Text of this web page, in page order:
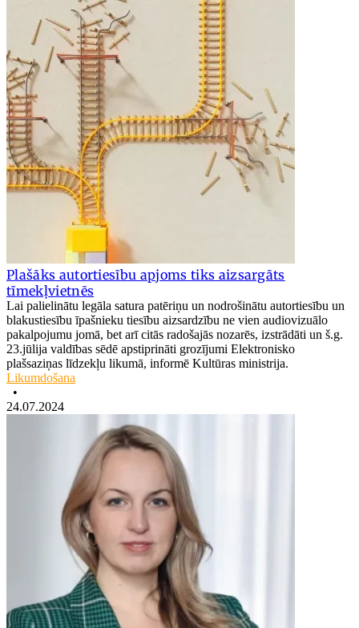
Plašāks autortiesību apjoms tiks aizsargāts
tīmekļvietnēs
Lai palielinātu legāla satura patēriņu un nodrošinātu autortiesību un
blakustiesību īpašnieku tiesību aizsardzību ne vien audiovizuālo
pakalpojumu jomā, bet arī citās radošajās nozarēs, izstrādāti un š.g.
23.jūlija valdības sēdē apstiprināti grozījumi Elektronisko
plašsaziņas līdzekļu likumā, informē Kultūras ministrija.
Likumdošana
•
24.07.2024